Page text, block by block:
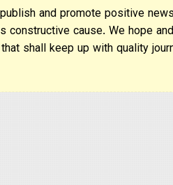
and promote positive
constructive cause. We hope
shall keep up with quality